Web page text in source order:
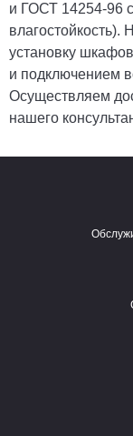
и ГОСТ 14254-96
установку
и подключением
Осуществляем
нашего